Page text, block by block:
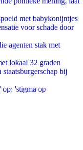
met babykonijntjes
voor schade door
agenten stak met
lokaal 32 graden
bij
'stigma op